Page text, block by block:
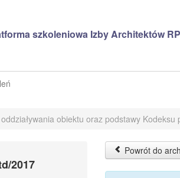
szkoleniowa Izby Architektów RP
obiektu oraz podstawy
2017
Powrót do